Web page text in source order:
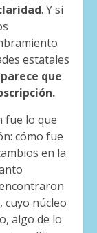
. Y si
estatales
que
fue lo que
cómo fue
en la
cuyo núcleo
algo de lo